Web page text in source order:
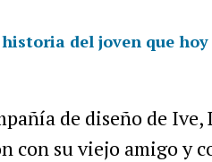
del joven que
de diseño de Ive,
con su viejo amigo y